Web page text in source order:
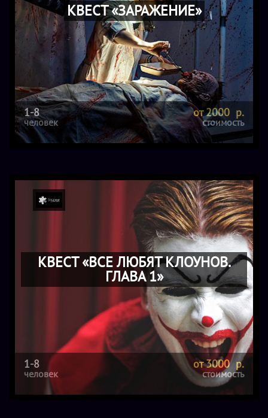
КВЕСТ «ЗАРАЖЕНИЕ»
1-8
человек
от 2000 р.
стоимость
КВЕСТ «ВСЕ ЛЮБЯТ КЛОУНОВ.
ГЛАВА 1»
1-8
человек
от 3000 р.
стоимость